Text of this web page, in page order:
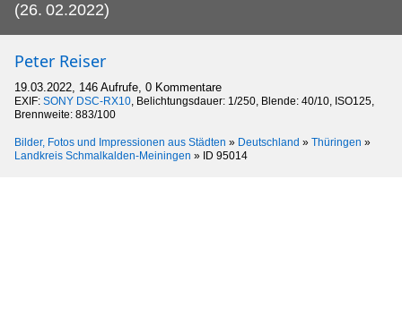
(26. 02.2022)
Peter Reiser
19.03.2022, 146 Aufrufe, 0 Kommentare
EXIF: SONY DSC-RX10, Belichtungsdauer: 1/250, Blende: 40/10, ISO125,
Brennweite: 883/100
Bilder, Fotos und Impressionen aus Städten » Deutschland » Thüringen »
Landkreis Schmalkalden-Meiningen » ID 95014